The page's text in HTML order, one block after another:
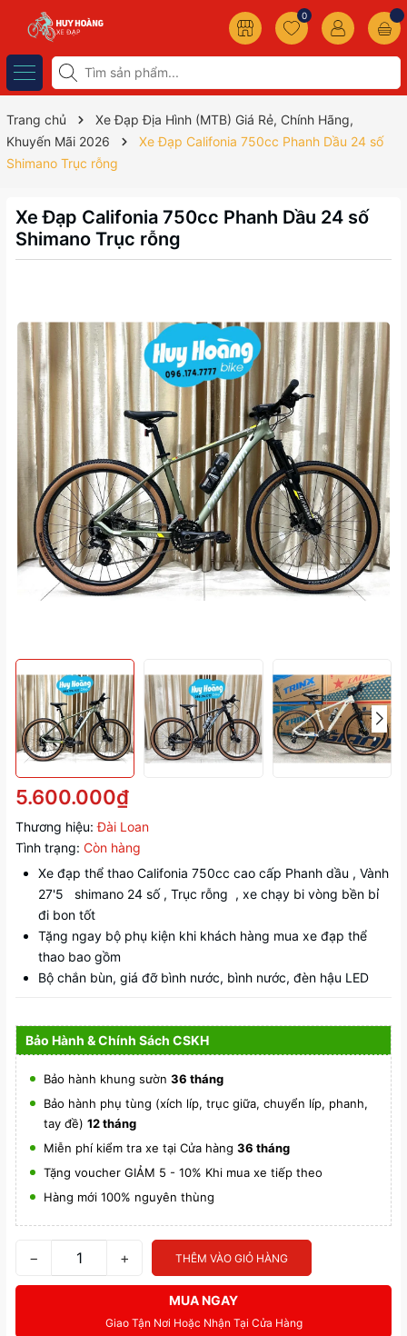
0
Trang chủ
Xe Đạp Địa Hình (MTB) Giá Rẻ, Chính Hãng,
Khuyến Mãi 2026
Xe Đạp Califonia 750cc Phanh Dầu 24 số
Shimano Trục rỗng
Xe Đạp Califonia 750cc Phanh Dầu 24 số
Shimano Trục rỗng
5.600.000₫
Thương hiệu: Đài Loan
Tình trạng: Còn hàng
Xe đạp thể thao Califonia 750cc cao cấp Phanh dầu , Vành
27'5 shimano 24 số , Trục rỗng , xe chạy bi vòng bền bỉ
đi bon tốt
Tặng ngay bộ phụ kiện khi khách hàng mua xe đạp thể
thao bao gồm
Bộ chắn bùn, giá đỡ bình nước, bình nước, đèn hậu LED
Bảo Hành & Chính Sách CSKH
Bảo hành khung sườn 36 tháng
Bảo hành phụ tùng (xích líp, trục giữa, chuyển líp, phanh,
tay đề) 12 tháng
Miễn phí kiểm tra xe tại Cửa hàng 36 tháng
Tặng voucher GIẢM 5 - 10% Khi mua xe tiếp theo
Hàng mới 100% nguyên thùng
− + THÊM VÀO GIỎ HÀNG
MUA NGAY
Giao Tận Nơi Hoặc Nhận Tại Cửa Hàng